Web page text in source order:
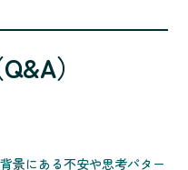
）
景にある不安や思考パター